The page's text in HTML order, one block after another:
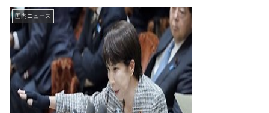
国内ニュース